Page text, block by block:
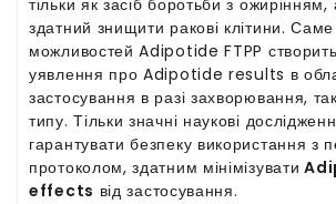
здатний знищити ракові клітини. Саме
можливостей Adipotide FTPP
уявлення про Adipotide results в
застосування в разі захворювання,
типу. Тільки значні наукові
гарантувати безпеку використання з
протоколом, здатним мінімізувати
effects від застосування.